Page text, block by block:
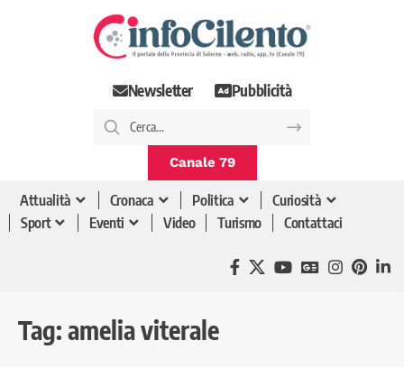
Newsletter Pubblicità
Canale 79
Attualità Cronaca Politica
Curiosità
Sport
Eventi Video Turismo Contattaci
Tag: amelia viterale